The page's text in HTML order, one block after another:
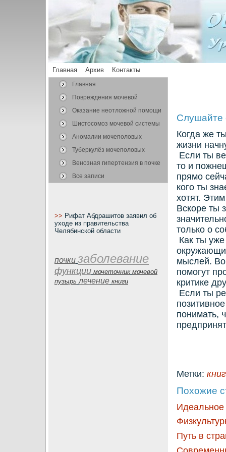
Главная Архив Контакты
Главная
Повреждения мочевой
системы
Оказание неотложной помощи
Шистосомоз мочевой системы
Аномалии мочеполовых
органов
Туберкулёз мочеполовых
органов
Венозная гипертензия в почке
Все записи
>> Рифат Абдрашитов заявил об
уходе из правительства
Челябинской области
почки заболевание
функции мочеточник мочевой
пузырь лечение книги
Слушайте
Когда же
жизни
Если ты
то и
прямо
кого ты
хотят.
Вскоре ты
только о
Как ты
мыслей.
помогут
критике
Если ты
понимать,
Метки:
Похожие
Идеальное
Путь в